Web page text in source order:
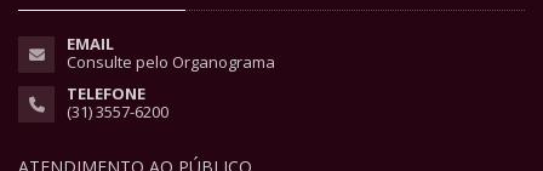
EMAIL
Consulte pelo Organograma
TELEFONE
(31) 3557-6200